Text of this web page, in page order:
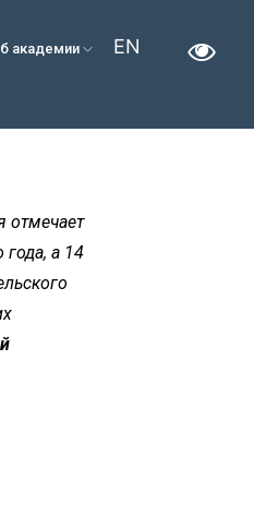
академии EN
отмечает
а 14